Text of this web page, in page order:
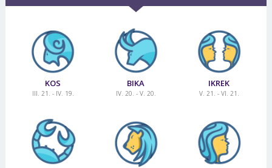
KOS
III. 21. - IV. 19.
BIKA
IV. 20. - V. 20.
IKREK
V. 21. - VI. 21.